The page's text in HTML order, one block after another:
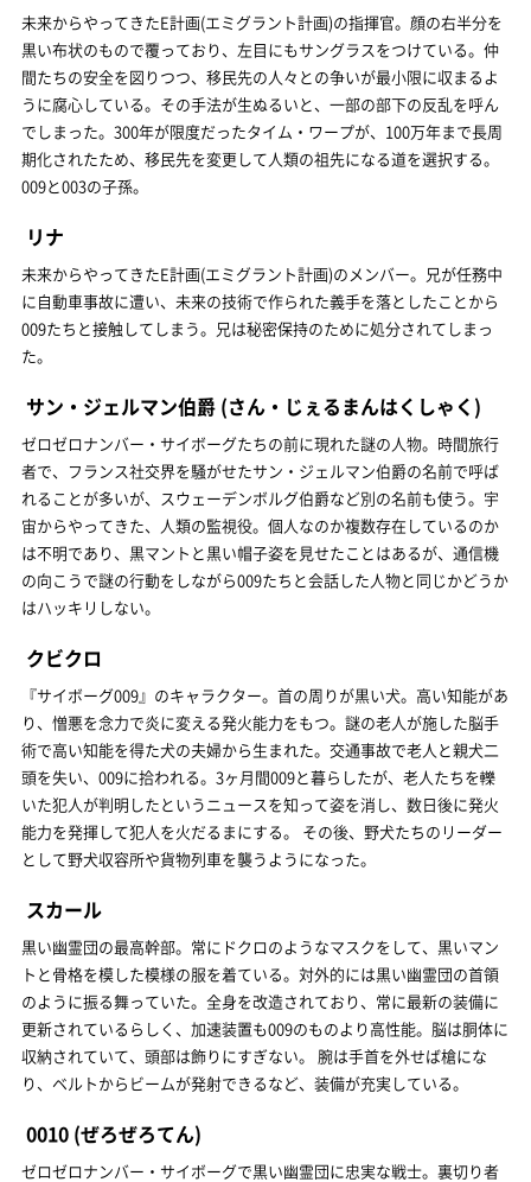
未来からやってきたE計画(エミグラント計画)の指揮官。顔の右半分を
黒い布状のもので覆っており、左目にもサングラスをつけている。仲
間たちの安全を図りつつ、移民先の人々との争いが最小限に収まるよ
うに腐心している。その手法が生ぬるいと、一部の部下の反乱を呼ん
でしまった。300年が限度だったタイム・ワープが、100万年まで長周
期化されたため、移民先を変更して人類の祖先になる道を選択する。
009と003の子孫。
リナ
未来からやってきたE計画(エミグラント計画)のメンバー。兄が任務中
に自動車事故に遭い、未来の技術で作られた義手を落としたことから
009たちと接触してしまう。兄は秘密保持のために処分されてしまっ
た。
サン・ジェルマン伯爵 (さん・じぇるまんはくしゃく)
ゼロゼロナンバー・サイボーグたちの前に現れた謎の人物。時間旅行
者で、フランス社交界を騒がせたサン・ジェルマン伯爵の名前で呼ば
れることが多いが、スウェーデンボルグ伯爵など別の名前も使う。宇
宙からやってきた、人類の監視役。個人なのか複数存在しているのか
は不明であり、黒マントと黒い帽子姿を見せたことはあるが、通信機
の向こうで謎の行動をしながら009たちと会話した人物と同じかどうか
はハッキリしない。
クビクロ
『サイボーグ009』のキャラクター。首の周りが黒い犬。高い知能があ
り、憎悪を念力で炎に変える発火能力をもつ。謎の老人が施した脳手
術で高い知能を得た犬の夫婦から生まれた。交通事故で老人と親犬二
頭を失い、009に拾われる。3ヶ月間009と暮らしたが、老人たちを轢
いた犯人が判明したというニュースを知って姿を消し、数日後に発火
能力を発揮して犯人を火だるまにする。 その後、野犬たちのリーダー
として野犬収容所や貨物列車を襲うようになった。
スカール
黒い幽霊団の最高幹部。常にドクロのようなマスクをして、黒いマン
トと骨格を模した模様の服を着ている。対外的には黒い幽霊団の首領
のように振る舞っていた。全身を改造されており、常に最新の装備に
更新されているらしく、加速装置も009のものより高性能。脳は胴体に
収納されていて、頭部は飾りにすぎない。 腕は手首を外せば槍にな
り、ベルトからビームが発射できるなど、装備が充実している。
0010 (ぜろぜろてん)
ゼロゼロナンバー・サイボーグで黒い幽霊団に忠実な戦士。裏切り者